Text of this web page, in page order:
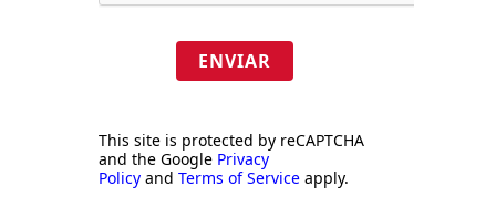
ENVIAR
This site is protected by reCAPTCHA
and the Google Privacy
Policy and Terms of Service apply.